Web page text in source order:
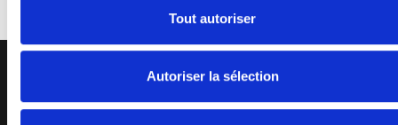
Tout autoriser
Autoriser la sélection